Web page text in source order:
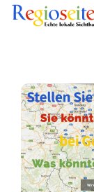
Skip